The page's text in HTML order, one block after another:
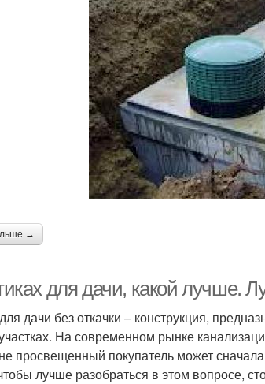
→
для дачи, какой лучше.
дачи без откачки – конструкция,
На современном рынке
просвещенный покупатель может
лучше разобраться в этом вопросе,